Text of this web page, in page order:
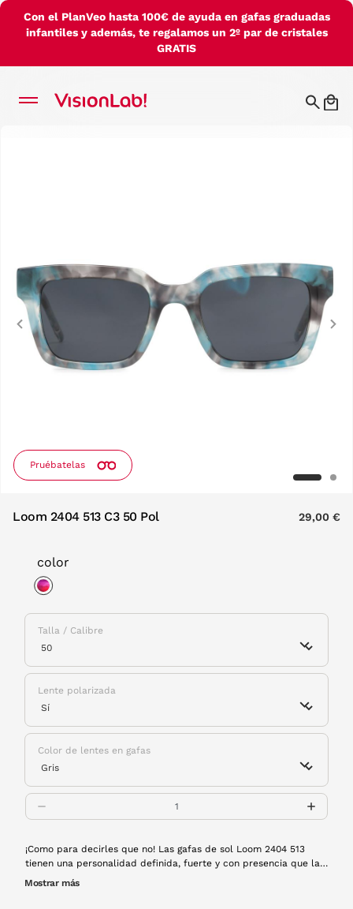
Con el PlanVeo hasta 100€ de ayuda en gafas graduadas
infantiles y además, te regalamos un 2º par de cristales
GRATIS
Pruébatelas
Previous
Loom 2404 513 C3 50 Pol 29,00 €
color
Talla / Calibre
Lente polarizada
Color de lentes en gafas
¡Como para decirles que no! Las gafas de sol Loom 2404 513
tienen una personalidad definida, fuerte y con presencia que las
hace únicas entre todas. Montura de pasta en color marrón y
Mostrar más